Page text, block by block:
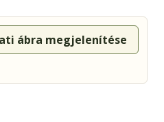
ábra megjelenítése